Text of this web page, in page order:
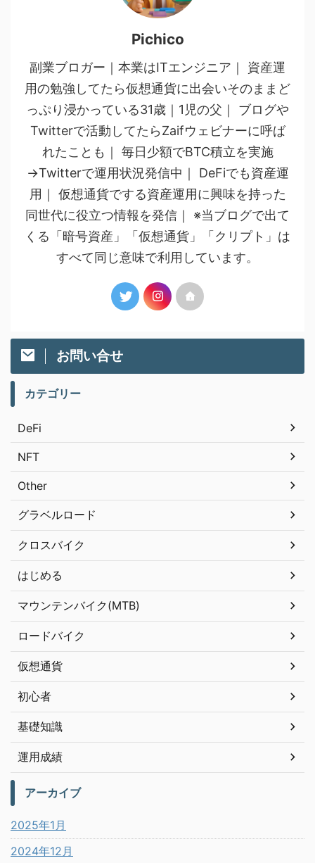
Pichico
副業ブロガー｜本業はITエンジニア｜ 資産運
用の勉強してたら仮想通貨に出会いそのままど
っぷり浸かっている31歳｜1児の父｜ ブログや
Twitterで活動してたらZaifウェビナーに呼ば
れたことも｜ 毎日少額でBTC積立を実施
→Twitterで運用状況発信中｜ DeFiでも資産運
用｜ 仮想通貨でする資産運用に興味を持った
同世代に役立つ情報を発信｜ ※当ブログで出て
くる「暗号資産」「仮想通貨」「クリプト」は
すべて同じ意味で利用しています。
お問い合せ
カテゴリー
DeFi
NFT
Other
グラベルロード
クロスバイク
はじめる
マウンテンバイク(MTB)
ロードバイク
仮想通貨
初心者
基礎知識
運用成績
アーカイブ
2025年1月
2024年12月